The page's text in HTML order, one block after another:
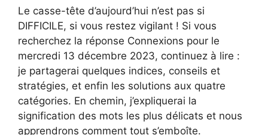
Le casse-tête d’aujourd’hui n’est pas si
DIFFICILE, si vous restez vigilant ! Si vous
recherchez la réponse Connexions pour le
mercredi 13 décembre 2023, continuez à lire :
je partagerai quelques indices, conseils et
stratégies, et enfin les solutions aux quatre
catégories. En chemin, j’expliquerai la
signification des mots les plus délicats et nous
apprendrons comment tout s’emboîte.